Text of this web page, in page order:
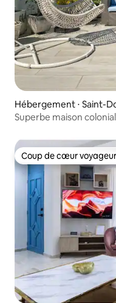
Hébergement ⋅ Saint-
Superbe maison
Coup de cœur
Coup de cœur